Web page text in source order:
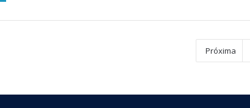
Próxima